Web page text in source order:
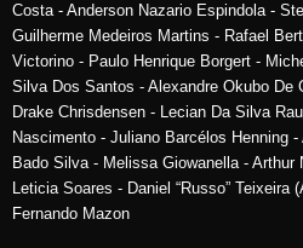
Costa - Anderson Nazario Espindola -
Guilherme Medeiros Martins - Rafael
Victorino - Paulo Henrique Borgert -
Silva Dos Santos - Alexandre Okubo De
Drake Chrisdensen - Lecian Da Silva
Nascimento - Juliano Barcélos Henning
Bado Silva - Melissa Giowanella -
Leticia Soares - Daniel “Russo” Teixeira
Fernando Mazon